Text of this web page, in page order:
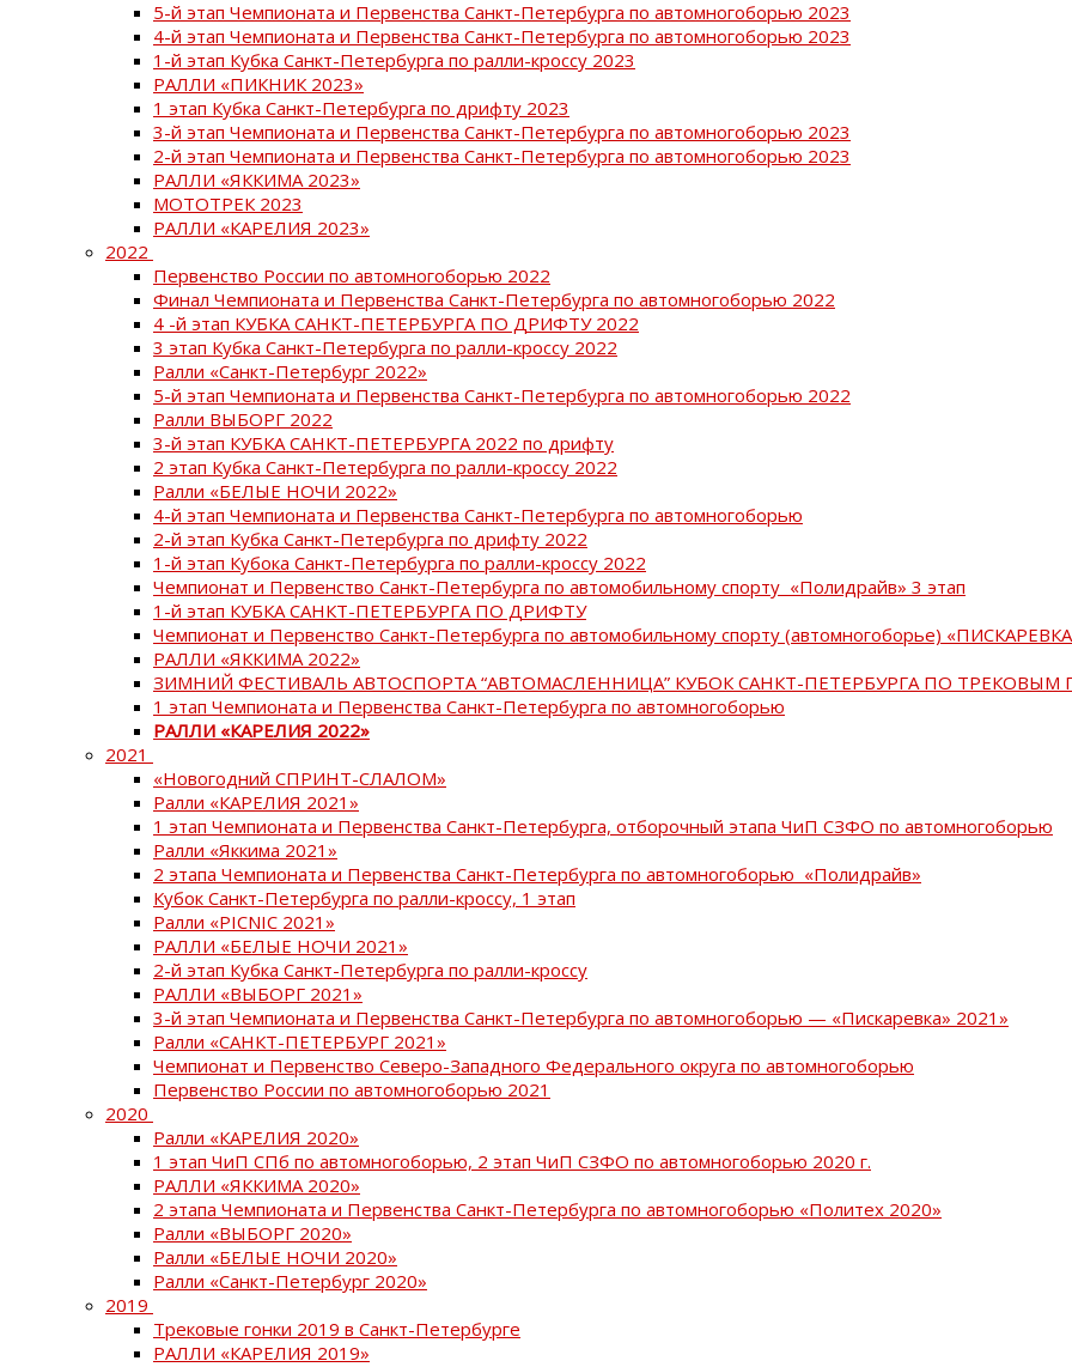
5-й этап Чемпионата и Первенства Санкт-Петербурга по автомногоборью 2023
4-й этап Чемпионата и Первенства Санкт-Петербурга по автомногоборью 2023
1-й этап Кубка Санкт-Петербурга по ралли-кроссу 2023
РАЛЛИ «ПИКНИК 2023»
1 этап Кубка Санкт-Петербурга по дрифту 2023
3-й этап Чемпионата и Первенства Санкт-Петербурга по автомногоборью 2023
2-й этап Чемпионата и Первенства Санкт-Петербурга по автомногоборью 2023
РАЛЛИ «ЯККИМА 2023»
МОТОТРЕК 2023
РАЛЛИ «КАРЕЛИЯ 2023»
2022
Первенство России по автомногоборью 2022
Финал Чемпионата и Первенства Санкт-Петербурга по автомногоборью 2022
4 -й этап КУБКА САНКТ-ПЕТЕРБУРГА ПО ДРИФТУ 2022
3 этап Кубка Санкт-Петербурга по ралли-кроссу 2022
Ралли «Санкт-Петербург 2022»
5-й этап Чемпионата и Первенства Санкт-Петербурга по автомногоборью 2022
Ралли ВЫБОРГ 2022
3-й этап КУБКА САНКТ-ПЕТЕРБУРГА 2022 по дрифту
2 этап Кубка Санкт-Петербурга по ралли-кроссу 2022
Ралли «БЕЛЫЕ НОЧИ 2022»
4-й этап Чемпионата и Первенства Санкт-Петербурга по автомногоборью
2-й этап Кубка Санкт-Петербурга по дрифту 2022
1-й этап Кубока Санкт-Петербурга по ралли-кроссу 2022
Чемпионат и Первенство Санкт-Петербурга по автомобильному спорту «Полидрайв» 3 этап
1-й этап КУБКА САНКТ-ПЕТЕРБУРГА ПО ДРИФТУ
Чемпионат и Первенство Санкт-Петербурга по автомобильному спорту (автомногоборье)
РАЛЛИ «ЯККИМА 2022»
ЗИМНИЙ ФЕСТИВАЛЬ АВТОСПОРТА “АВТОМАСЛЕННИЦА” КУБОК САНКТ-ПЕТЕРБУРГА ПО ТРЕКОВЫМ
1 этап Чемпионата и Первенства Санкт-Петербурга по автомногоборью
РАЛЛИ «КАРЕЛИЯ 2022»
2021
«Новогодний СПРИНТ-СЛАЛОМ»
Ралли «КАРЕЛИЯ 2021»
1 этап Чемпионата и Первенства Санкт-Петербурга, отборочный этапа ЧиП СЗФО по автомногоборью
Ралли «Яккима 2021»
2 этапа Чемпионата и Первенства Санкт-Петербурга по автомногоборью «Полидрайв»
Кубок Санкт-Петербурга по ралли-кроссу, 1 этап
Ралли «PICNIC 2021»
РАЛЛИ «БЕЛЫЕ НОЧИ 2021»
2-й этап Кубка Санкт-Петербурга по ралли-кроссу
РАЛЛИ «ВЫБОРГ 2021»
3-й этап Чемпионата и Первенства Санкт-Петербурга по автомногоборью — «Пискаревка» 2021»
Ралли «САНКТ-ПЕТЕРБУРГ 2021»
Чемпионат и Первенство Северо-Западного Федерального округа по автомногоборью
Первенство России по автомногоборью 2021
2020
Ралли «КАРЕЛИЯ 2020»
1 этап ЧиП СПб по автомногоборью, 2 этап ЧиП СЗФО по автомногоборью 2020 г.
РАЛЛИ «ЯККИМА 2020»
2 этапа Чемпионата и Первенства Санкт-Петербурга по автомногоборью «Политех 2020»
Ралли «ВЫБОРГ 2020»
Ралли «БЕЛЫЕ НОЧИ 2020»
Ралли «Санкт-Петербург 2020»
2019
Трековые гонки 2019 в Санкт-Петербурге
РАЛЛИ «КАРЕЛИЯ 2019»